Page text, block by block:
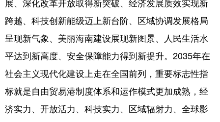
跨越、科技创新能级迈上新台阶、区域协调发展格局
呈现新气象、美丽海南建设展现新图景、人民生活水
平达到新高度、安全保障能力得到新提升。2035年在
社会主义现代化建设上走在全国前列，重要标志性指
标就是自由贸易港制度体系和运作模式更加成熟，经
济实力、开放活力、科技实力、区域辐射力、全球影